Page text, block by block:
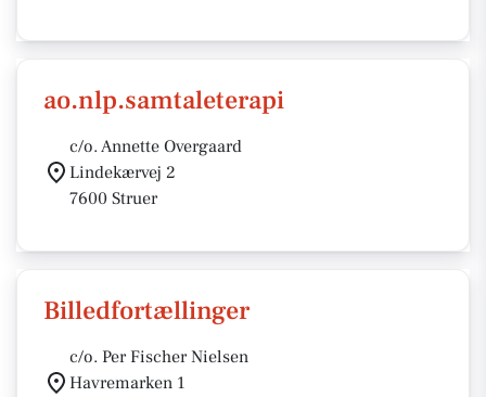
ao.nlp.samtaleterapi
c/o. Annette Overgaard
Lindekærvej 2
7600 Struer
Billedfortællinger
c/o. Per Fischer Nielsen
Havremarken 1